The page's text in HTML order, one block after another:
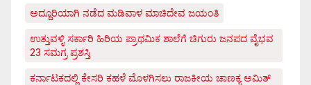
ಅದ್ದೂರಿಯಾಗಿ ನಡೆದ ಮಡಿವಾಳ ಮಾಚಿದೇವ ಜಯಂತಿ
ಉತ್ತುವಳ್ಳಿ ಸರ್ಕಾರಿ ಹಿರಿಯ ಪ್ರಾಥಮಿಕ ಶಾಲೆಗೆ ಚಿಗುರು ಜನಪದ ವೈಭವ
23 ಸಮಗ್ರ ಪ್ರಶಸ್ತಿ
ಕರ್ನಾಟಕದಲ್ಲಿ ಕೇಸರಿ ಕಹಳೆ ಮೊಳಗಿಸಲು ರಾಜಕೀಯ ಚಾಣಕ್ಯ ಅಮಿತ್